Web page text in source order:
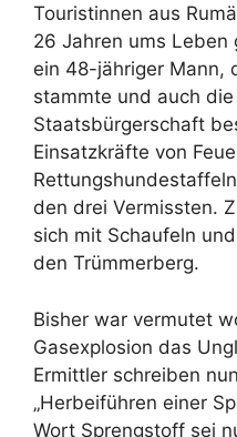
Touristinnen aus
26 Jahren ums Leben
ein 48-jähriger Mann,
stammte und auch
Staatsbürgerschaft
Einsatzkräfte von
den drei Vermissten.
sich mit Schaufeln
den Trümmerberg.
Bisher war vermutet
Gasexplosion das
Ermittler schreiben
„Herbeiführen einer
Wort Sprengstoff sei